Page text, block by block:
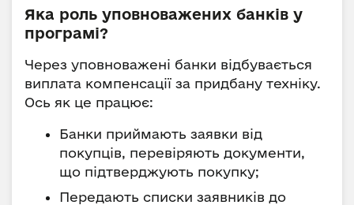
Яка роль уповноважених банків у
програмі?
Через уповноважені банки відбувається
виплата компенсації за придбану техніку.
Ось як це працює:
Банки приймають заявки від
покупців, перевіряють документи,
що підтверджують покупку;
Передають списки заявників до